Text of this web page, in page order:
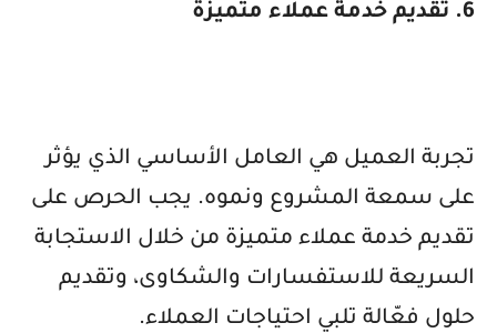
6. تقديم خدمة عملاء متميزة
تجربة العميل هي العامل الأساسي الذي يؤثر
على سمعة المشروع ونموه. يجب الحرص على
تقديم خدمة عملاء متميزة من خلال الاستجابة
السريعة للاستفسارات والشكاوى، وتقديم
حلول فعّالة تلبي احتياجات العملاء.